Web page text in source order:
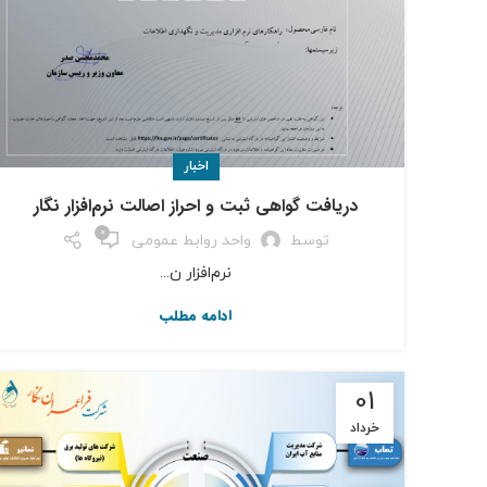
اخبار
دریافت گواهی ثبت و احراز اصالت نرم‌افزار نگار
توسط واحد روابط عمومی 0
نرم‌افزار ن...
ادامه مطلب
01
خرداد